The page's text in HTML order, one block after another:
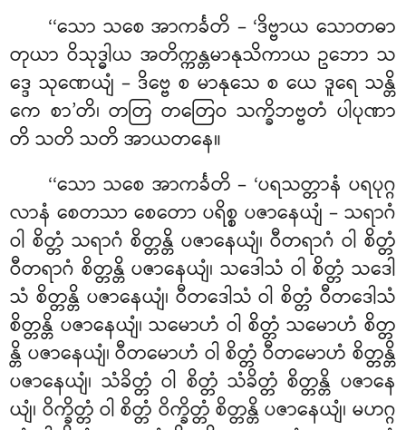
‘‘သော သစေ အာကင်္ခတိ – ‘ဒိဗ္ဗာယ သောတဓာ
တုယာ ဝိသုဒ္ဓါယ အတိက္ကန္တမာနုသိကာယ ဥဘော သ
ဒ္ဒေ သုဏေယျံ – ဒိဗ္ဗေ စ မာနုသေ စ ယေ ဒူရေ သန္တိ
ကေ စာ’တိ၊ တတြ တတြေဝ သက္ခိဘဗ္ဗတံ ပါပုဏာ
တိ သတိ သတိ အာယတနေ။
‘‘သော သစေ အာကင်္ခတိ – ‘ပရသတ္တာနံ ပရပုဂ္ဂ
လာနံ စေတသာ စေတော ပရိစ္စ ပဇာနေယျံ – သရာဂံ
ဝါ စိတ္တံ သရာဂံ စိတ္တန္တိ ပဇာနေယျံ၊ ဝီတရာဂံ ဝါ စိတ္တံ
ဝီတရာဂံ စိတ္တန္တိပဇာနေယျံ၊ သဒေါသံ ဝါ စိတ္တံ သဒေါ
သံ စိတ္တန္တိ ပဇာနေယျံ၊ ဝီတဒေါသံ ဝါစိတ္တံ ဝီတဒေါသံ
စိတ္တန္တိ ပဇာနေယျံ၊ သမောဟံ ဝါ စိတ္တံ သမောဟံ စိတ္တ
န္တိ ပဇာနေယျံ၊ ဝီတမောဟံ ဝါ စိတ္တံ ဝီတမောဟံ စိတ္တန္တိ
ပဇာနေယျံ၊ သံခိတ္တံ ဝါ စိတ္တံ သံခိတ္တံ စိတ္တန္တိ ပဇာနေ
ယျံ၊ ဝိက္ခိတ္တံ ဝါ စိတ္တံ ဝိက္ခိတ္တံ စိတ္တန္တိ ပဇာနေယျံ၊ မဟဂ္ဂ